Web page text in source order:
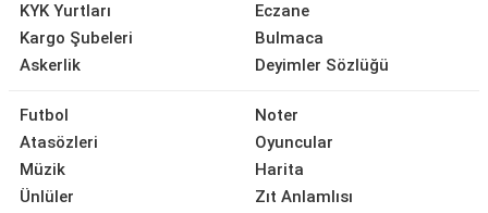
KYK Yurtları
Kargo Şubeleri
Askerlik
Eczane
Bulmaca
Deyimler Sözlüğü
Futbol
Atasözleri
Müzik
Ünlüler
Noter
Oyuncular
Harita
Zıt Anlamlısı